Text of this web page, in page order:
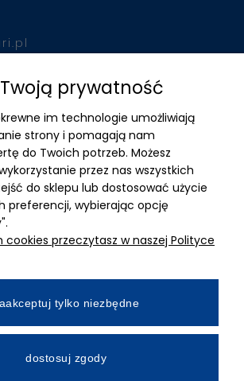
prywatność
im technologie umożliwiają
strony i pomagają nam
do Twoich potrzeb. Możesz
przez nas wszystkich
do sklepu lub dostosować użycie
preferencji, wybierając opcję
cookies przeczytasz w naszej Polityce
tylko niezbędne
dostosuj zgody